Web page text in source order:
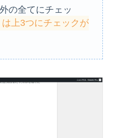
の全てにチェッ
上3つにチェックが